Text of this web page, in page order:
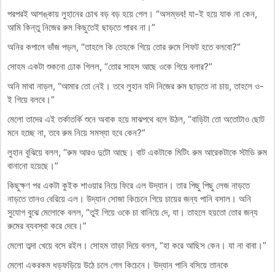
পরপরই আশঙ্কায় লুহানের চোখ বড় বড় হয়ে গেল। “অসম্ভব! যা-ই হয়ে যাক না কেন,
আমি কিন্তু নিজের রুম কিছুতেই ছাড়তে পারব না।”
অনির কপালে ভাঁজ পড়ল, “তাহলে কি তেহকে গিয়ে তোর রুমে শিফট হতে বলবো?”
সোহম একটা শুকনো ঢোক গিলল, “তোর সাহস আছে ওকে গিয়ে বলার?”
অনি মাথা নাড়ল, “আমার তো নেই। তবে লুহান যদি নিজের রুম ছাড়তে না চায়, তাহলে ও-
ই গিয়ে বলবে।”
মেলো তাদের এই তর্কাতর্কি শুনে অবাক হয়ে মাঝপথে বলে উঠল, “বাড়িটা তো অতোটাও ছোট
মনে হচ্ছে না, তবে রুম নিয়ে সমস্যা হবে কেন?”
লুহান বুঝিয়ে বলল, “রুম আরও দুটো আছে। বাট একটাকে মিটিং রুম আরেকটাকে স্টাডি রুম
বানানো হয়েছে।”
কিছুক্ষণ পর একটা কুইক শাওয়ার নিয়ে ফিরে এল উদ্যান। তার পিছু পিছু লেজ নাড়তে
নাড়তে তানও বেরিয়ে এল। উদ্যান সোজা কিচেনে গিয়ে চায়ের জন্য পানি বসাল। অনি
সুযোগ বুঝে মেলোকে বলল, “তুই গিয়ে ওকে চা বানিয়ে দে, যা। তাহলে হয়তো তোর জন্য
রুমের ব্যবস্থা করে দেবে।”
মেলো তব্দা খেয়ে বসে রইল। সোহম তাড়া দিয়ে বলল, “হা করে আছিস কেন। যা না বাবা।”
মেলো একরকম ধড়ফড়িয়ে উঠে চলে গেল কিচেনে। উদ্যান পানি বসিয়ে তানকে